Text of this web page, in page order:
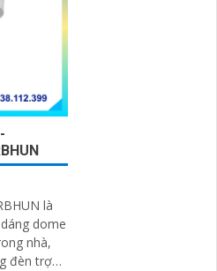
là
dome
nhà,
đèn trợ